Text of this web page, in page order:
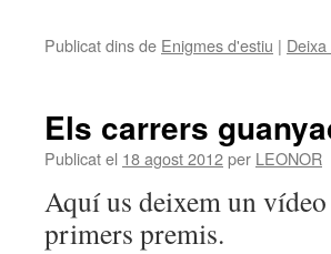
Publicat dins de Enigmes d'estiu |
Els carrers
Publicat el 18 agost 2012per LEONOR
Aquí us deixem un
primers premis.